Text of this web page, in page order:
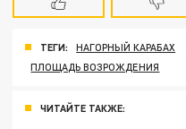
ТЕГИ: НАГОРНЫЙ КАРАБАХ
ПЛОЩАДЬ ВОЗРОЖДЕНИЯ
ЧИТАЙТЕ ТАКЖЕ: